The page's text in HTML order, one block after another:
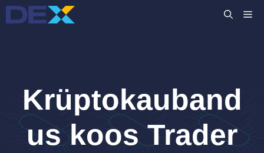
Skip
to
Krüptokauband
us koos Trader